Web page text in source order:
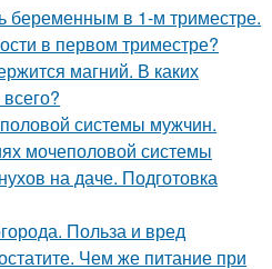
беременным в 1-м триместре.
в первом триместре?
магний. В каких
системы мужчин.
мочеполовой системы
на даче. Подготовка
Польза и вред
Чем же питание при